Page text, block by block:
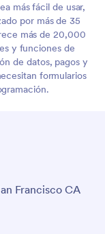
más fácil de usar,
por más de 35
más de 20,000
y funciones de
de datos, pagos y
formularios
Francisco CA